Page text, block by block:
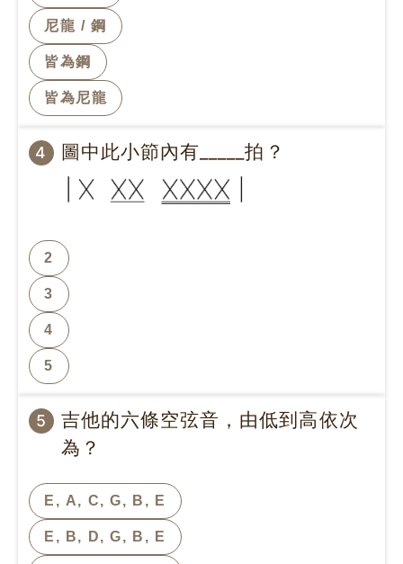
尼龍 / 鋼
皆為鋼
皆為尼龍
4 圖中此小節內有_____拍？
2
3
4
5
5
吉他的六條空弦音，由低到高依次
為？
E, A, C, G, B, E
E, B, D, G, B, E